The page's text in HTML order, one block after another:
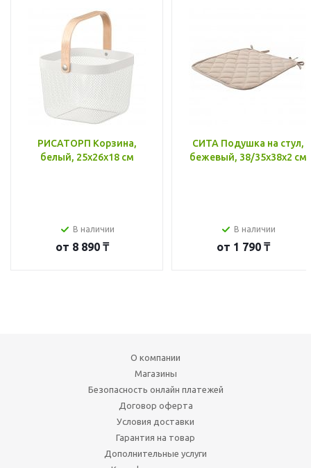
РИСАТОРП Корзина,
белый, 25x26x18 см
В наличии
от 8 890 ₸
СИТА Подушка на стул,
бежевый, 38/35x38x2 см
В наличии
от 1 790 ₸
О компании
Магазины
Безопасность онлайн платежей
Договор оферта
Условия доставки
Гарантия на товар
Дополнительные услуги